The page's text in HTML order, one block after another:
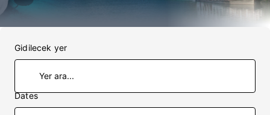
Gidilecek yer
Dates